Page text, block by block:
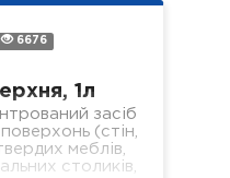
6676
1л
засіб
(стін,
меблів,
столиків,